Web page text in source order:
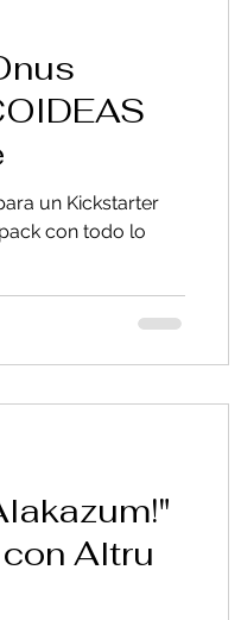
un Kickstarter
con todo lo
Altru